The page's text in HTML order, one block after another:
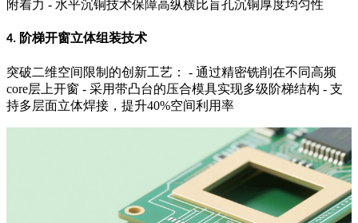
附着力 - 水平沉铜技术保障高纵横比盲孔沉铜厚度均匀性
4. 阶梯开窗立体组装技术
突破二维空间限制的创新工艺： - 通过精密铣削在不同高频
core层上开窗 - 采用带凸台的压合模具实现多级阶梯结构 - 支
持多层面立体焊接，提升40%空间利用率